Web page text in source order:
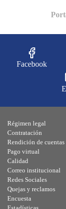
Facebook
Régimen legal
Contratación
Rendición de cuentas
Pago virtual
Calidad
Correo institucional
Redes Sociales
Quejas y reclamos
Encuesta